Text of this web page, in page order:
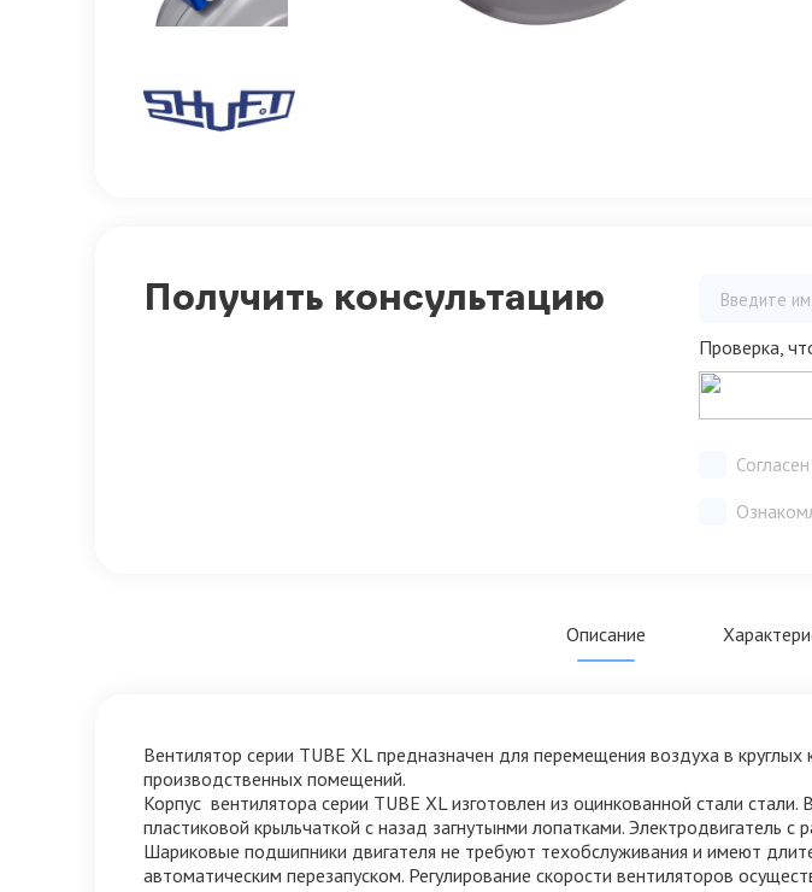
Получить консультацию
Проверка,
Описание
Вентилятор серии TUBE XL предназначен для перемещения воздуха в
производственных помещений.
Корпус вентилятора серии TUBE XL изготовлен из оцинкованной стали
пластиковой крыльчаткой с назад загнутынми лопатками. Электродвигатель
Шариковые подшипники двигателя не требуют техобслуживания и имеют
автоматическим перезапуском. Регулирование скорости вентиляторов